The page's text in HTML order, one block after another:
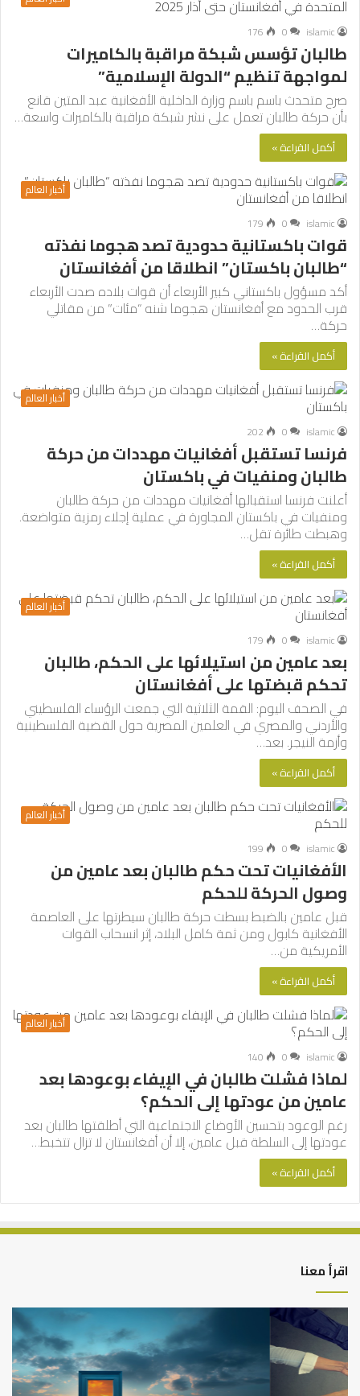
islamic
0
176
طالبان تؤسس شبكة مراقبة بالكاميرات
لمواجهة تنظيم “الدولة الإسلامية”
صرح متحدث باسم باسم وزارة الداخلية الأفغانية عبد المتين قانع
بأن حركة طالبان تعمل على نشر شبكة مراقبة بالكاميرات واسعة…
أكمل القراءة »
أخبار العالم
islamic
0
179
قوات باكستانية حدودية تصد هجوما نفذته
“طالبان باكستان” انطلاقا من أفغانستان
أكد مسؤول باكستاني كبير الأربعاء أن قوات بلاده صدت الأربعاء
قرب الحدود مع أفغانستان هجوما شنه “مئات” من مقاتلي
حركة…
أكمل القراءة »
أخبار العالم
islamic
0
202
فرنسا تستقبل أفغانيات مهددات من حركة
طالبان ومنفيات في باكستان
أعلنت فرنسا استقبالها أفغانيات مهددات من حركة طالبان
ومنفيات في باكستان المجاورة في عملية إجلاء رمزية متواضعة.
وهبطت طائرة تقل…
أكمل القراءة »
أخبار العالم
islamic
0
179
بعد عامين من استيلائها على الحكم، طالبان
تحكم قبضتها على أفغانستان
في الصحف اليوم: القمة الثلاثية التي جمعت الرؤساء الفلسطيني
والأردني والمصري في العلمين المصرية حول القضية الفلسطينية
وأزمة النيجر. بعد…
أكمل القراءة »
أخبار العالم
islamic
0
199
الأفغانيات تحت حكم طالبان بعد عامين من
وصول الحركة للحكم
قبل عامين بالضبط بسطت حركة طالبان سيطرتها على العاصمة
الأفغانية كابول ومن ثمة كامل البلاد، إثر انسحاب القوات
الأمريكية من…
أكمل القراءة »
أخبار العالم
islamic
0
140
لماذا فشلت طالبان في الإيفاء بوعودها بعد
عامين من عودتها إلى الحكم؟
رغم الوعود بتحسين الأوضاع الاجتماعية التي أطلقتها طالبان بعد
عودتها إلى السلطة قبل عامين، إلا أن أفغانستان لا تزال تتخبط…
أكمل القراءة »
اقرأ معنا
التوازن
بين
عمل
الدنيا
وطلب